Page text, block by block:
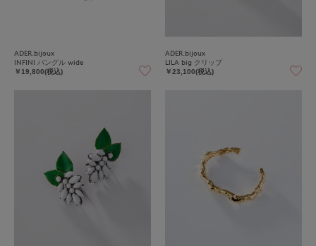
ADER.bijoux
INFINI バングル wide
￥19,800(税込)
ADER.bijoux
LILA big クリップ
￥23,100(税込)